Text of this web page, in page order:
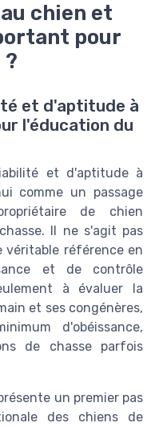
chien et
pour
?
et d'aptitude à
l'éducation du
et d'aptitude à
comme un passage
de chien
Il ne s'agit pas
véritable référence en
et de contrôle
à évaluer la
et ses congénères,
d'obéissance,
de chasse parfois
un premier pas
des chiens de